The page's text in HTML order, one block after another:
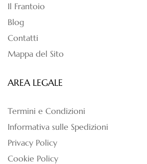
Il Frantoio
Blog
Contatti
Mappa del Sito
AREA LEGALE
Termini e Condizioni
Informativa sulle Spedizioni
Privacy Policy
Cookie Policy